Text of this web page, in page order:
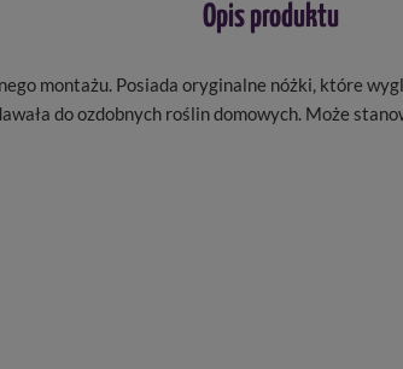
Opis produktu
montażu. Posiada oryginalne nóżki, które
do ozdobnych roślin domowych. Może